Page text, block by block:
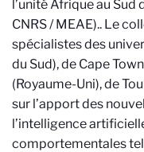
l’unité Afrique au Sud
CNRS / MEAE).. Le
spécialistes des
du Sud), de Cape
(Royaume-Uni), de
sur l’apport des
l’intelligence
comportementales